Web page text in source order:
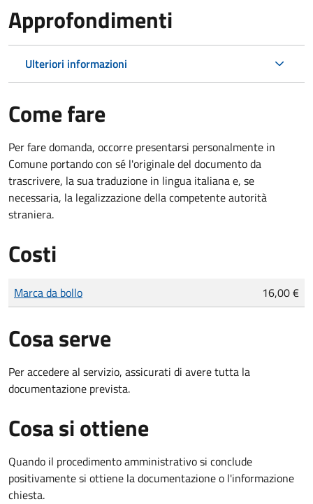
Approfondimenti
Ulteriori informazioni
Come fare
Per fare domanda, occorre presentarsi personalmente in
Comune portando con sé l'originale del documento da
trascrivere, la sua traduzione in lingua italiana e, se
necessaria, la legalizzazione della competente autorità
straniera.
Costi
Tipo di pagamento
Importo
Marca da bollo 16,00 €
Cosa serve
Per accedere al servizio, assicurati di avere tutta la
documentazione prevista.
Cosa si ottiene
Quando il procedimento amministrativo si conclude
positivamente si ottiene la documentazione o l'informazione
chiesta.